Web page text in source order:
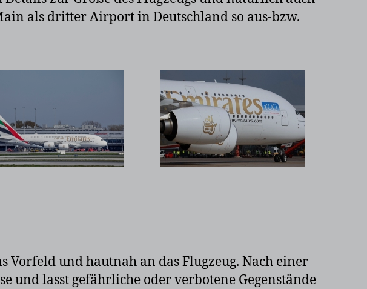
als dritter Airport in Deutschland so aus-bzw.
und hautnah an das Flugzeug. Nach einer
und lasst gefährliche oder verbotene Gegenstände